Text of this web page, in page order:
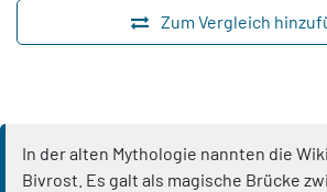
Zum Vergleich
In der alten Mythologie nannten die
Bivrost. Es galt als magische Brücke